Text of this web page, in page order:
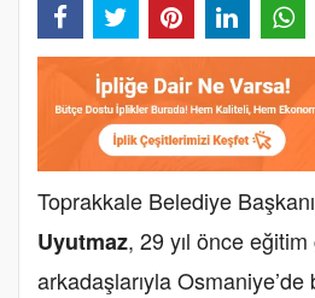
Toprakkale Belediye Başkanı
Uyutmaz, 29 yıl önce
arkadaşlarıyla Osmaniye’de